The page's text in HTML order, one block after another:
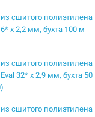
из сшитого полиэтилена
x 2,2 мм, бухта 100 м
из сшитого полиэтилена
32* x 2,9 мм, бухта 50
из сшитого полиэтилена